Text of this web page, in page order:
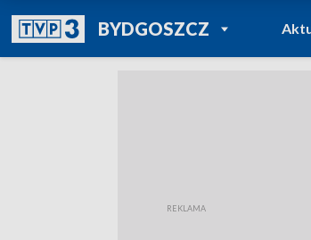
BYDGOSZCZPOWRÓT DO
TVP REGIONY